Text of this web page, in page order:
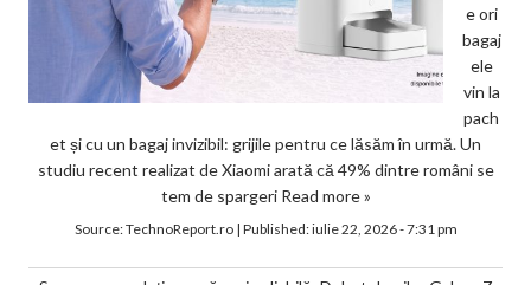
e ori
bagaj
ele
vin la
pach
et și cu un bagaj invizibil: grijile pentru ce lăsăm în urmă. Un
studiu recent realizat de Xiaomi arată că 49% dintre români se
tem de spargeri Read more »
Source:TechnoReport.ro| Published:iulie 22, 2026 - 7:31 pm